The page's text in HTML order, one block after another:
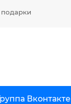
Вконтакте